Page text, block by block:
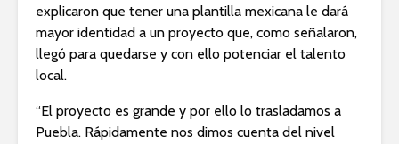
explicaron que tener una plantilla mexicana le dará
mayor identidad a un proyecto que, como señalaron,
llegó para quedarse y con ello potenciar el talento
local.
“El proyecto es grande y por ello lo trasladamos a
Puebla. Rápidamente nos dimos cuenta del nivel